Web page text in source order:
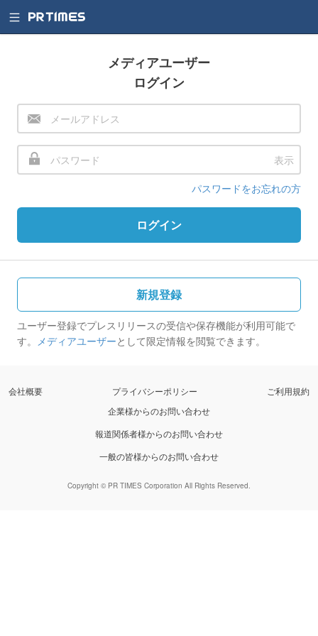
メディアユーザー
ログイン
表示
パスワードをお忘れの方
ログイン
新規登録
ユーザー登録でプレスリリースの受信や保存機能が利用可能で
す。 メディアユーザーとして限定情報を閲覧できます。
会社概要 プライバシーポリシー
ご利用規約
企業様からのお問い合わせ
報道関係者様からのお問い合わせ
一般の皆様からのお問い合わせ
Copyright © PR TIMES Corporation All Rights Reserved.